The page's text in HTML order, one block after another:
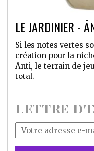
LE JARDINIER -
Si les notes vertes
création pour la
Ānti, le terrain de
total.
LETTRE
Votre
adresse
mail
*